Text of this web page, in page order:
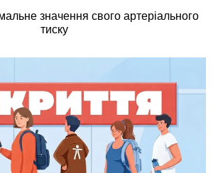
значення свого артеріального
тиску